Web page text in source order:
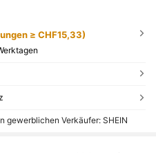
≥ CHF15,33)
gewerblichen Verkäufer: SHEIN